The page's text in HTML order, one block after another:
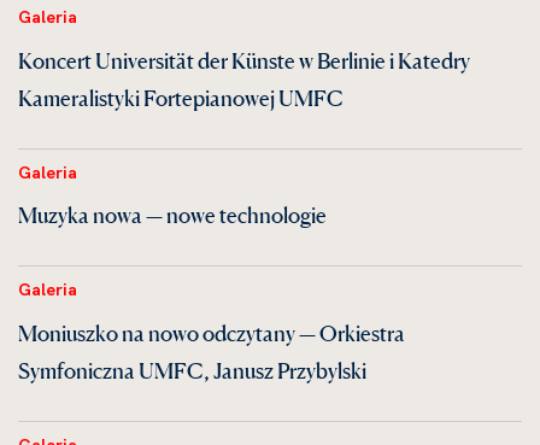
Galeria
Koncert Universität der Künste w Berlinie i Katedry
Kameralistyki Fortepianowej UMFC
Galeria
Muzyka nowa — nowe technologie
Galeria
Moniuszko na nowo odczytany — Orkiestra
Symfoniczna UMFC, Janusz Przybylski